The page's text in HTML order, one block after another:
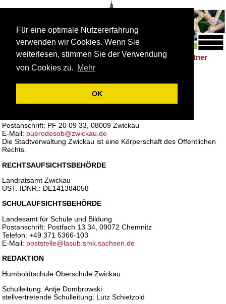
Für eine optimale Nutzererfahrung
verwenden wir Cookies. Wenn Sie
weiterlesen, stimmen Sie der Verwendung
von Cookies zu. Mehr
OK
Schulleben |Förderung | Berufsorientierung Partner
Postanschrift: PF 20 09 33, 08009 Zwickau
E-Mail: buerodesob@zwickau.de
Die Stadtverwaltung Zwickau ist eine Körperschaft des Öffentlichen
Rechts.
RECHTSAUFSICHTSBEHÖRDE
Landratsamt Zwickau
UST.-IDNR.: DE141384058
SCHULAUFSICHTSBEHÖRDE
Landesamt für Schule und Bildung
Postanschrift: Postfach 13 34, 09072 Chemnitz
Telefon: +49 371 5366-103
E-Mail: poststelle@lasub.smk.sachsen.de
REDAKTION
Humboldtschule Oberschule Zwickau
Schulleitung: Antje Dombrowski
stellvertretende Schulleitung: Lutz Schietzold